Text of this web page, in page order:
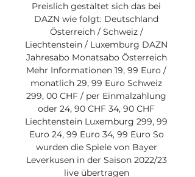
Preislich gestaltet sich das bei
DAZN wie folgt: Deutschland
Österreich / Schweiz /
Liechtenstein / Luxemburg DAZN
Jahresabo Monatsabo Österreich
Mehr Informationen 19, 99 Euro /
monatlich 29, 99 Euro Schweiz
299, 00 CHF / per Einmalzahlung
oder 24, 90 CHF 34, 90 CHF
Liechtenstein Luxemburg 299, 99
Euro 24, 99 Euro 34, 99 Euro So
wurden die Spiele von Bayer
Leverkusen in der Saison 2022/23
live übertragen